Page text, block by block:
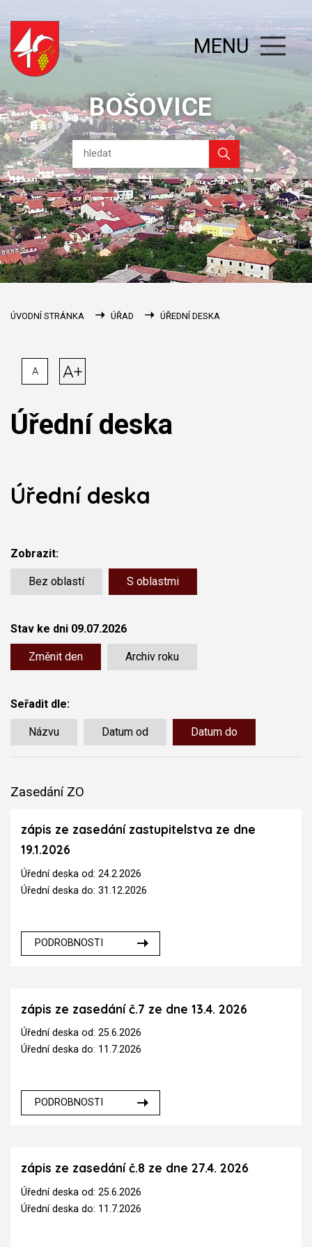
BOŠOVICE
MENU
ÚVODNÍ STRÁNKA ÚŘAD ÚŘEDNÍ DESKA
A A+
Úřední deska
Úřední deska
Zobrazit:
Bez oblastí S oblastmi
Stav ke dni 09.07.2026
Změnit den Archiv roku
Seřadit dle:
Názvu Datum od Datum do
Zasedání ZO
zápis ze zasedání zastupitelstva ze dne
19.1.2026
Úřední deska od: 24.2.2026
Úřední deska do: 31.12.2026
PODROBNOSTI
zápis ze zasedání č.7 ze dne 13.4. 2026
Úřední deska od: 25.6.2026
Úřední deska do: 11.7.2026
PODROBNOSTI
zápis ze zasedání č.8 ze dne 27.4. 2026
Úřední deska od: 25.6.2026
Úřední deska do: 11.7.2026